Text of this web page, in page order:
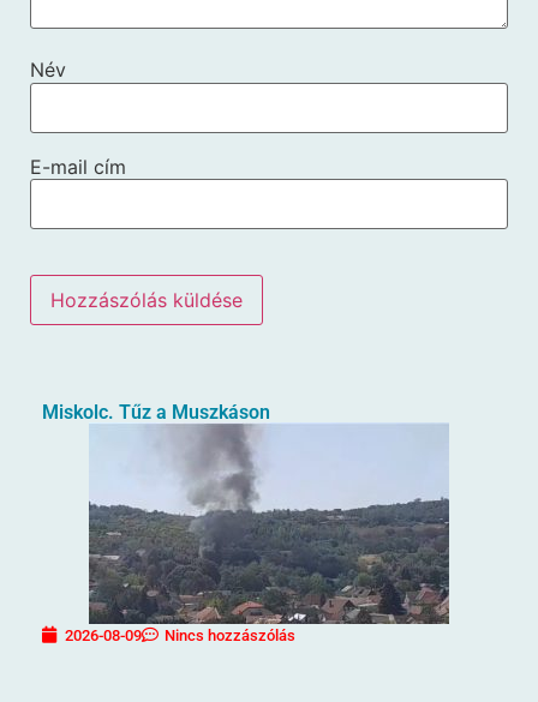
Név
E-mail cím
Miskolc. Tűz a Muszkáson
2026-08-09 Nincs hozzászólás